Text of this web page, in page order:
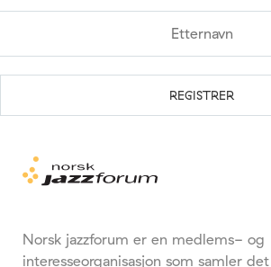
Norsk jazzforum er en medlems- og
interesseorganisasjon som samler det